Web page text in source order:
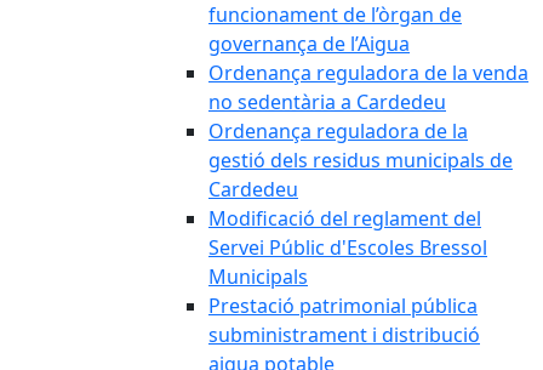
funcionament de l’òrgan de
governança de l’Aigua
Ordenança reguladora de la venda
no sedentària a Cardedeu
Ordenança reguladora de la
gestió dels residus municipals de
Cardedeu
Modificació del reglament del
Servei Públic d'Escoles Bressol
Municipals
Prestació patrimonial pública
subministrament i distribució
aigua potable